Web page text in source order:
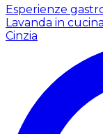
Esperienze
Lavanda in
Cinzia